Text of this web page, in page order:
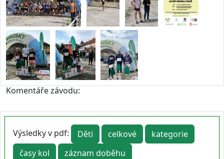
Komentáře závodu:
Výsledky v pdf: Děti celkové
kategorie
časy kol
záznam doběhu